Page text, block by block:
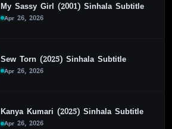
My Sassy Girl (2001) Sinhala Subtitle
Apr 26, 2026
Sew Torn (2025) Sinhala Subtitle
Apr 26, 2026
Kanya Kumari (2025) Sinhala Subtitle
Apr 26, 2026